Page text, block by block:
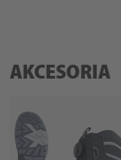
AKCESORIA